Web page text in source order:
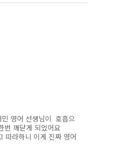
영어 선생님이 호흡으
번 깨닫게 되었어요
따라하니 이게 진짜 영어